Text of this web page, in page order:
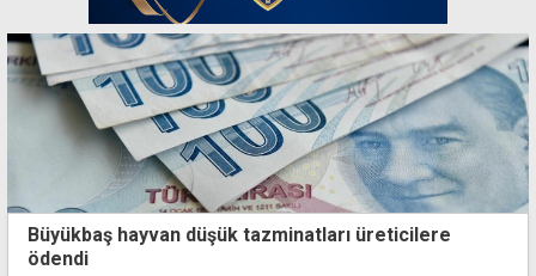
Büyükbaş hayvan düşük tazminatları üreticilere
ödendi